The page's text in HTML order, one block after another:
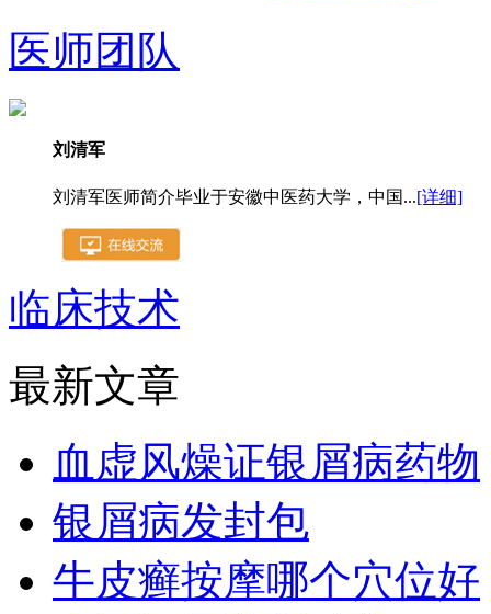
医师团队
刘清军
刘清军医师简介毕业于安徽中医药大学，中国...[详细]
临床技术
最新文章
血虚风燥证银屑病药物
银屑病发封包
牛皮癣按摩哪个穴位好